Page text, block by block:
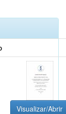
Visualizar/Abrir